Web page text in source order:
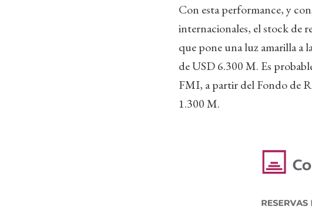
Con esta performance, y
internacionales, el stock de
que pone una luz amarilla a
de USD 6.300 M. Es
FMI, a partir del Fondo de
1.300 M.